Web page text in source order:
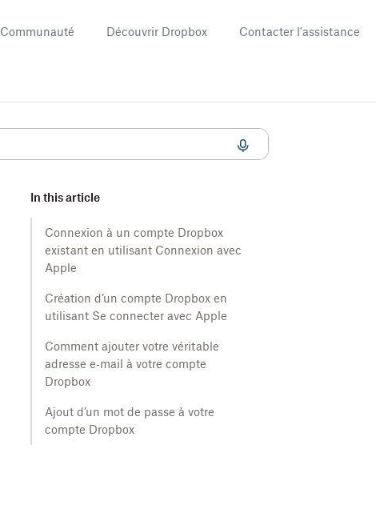
Communauté Découvrir Dropbox Contacter l'assistance
In this article
Connexion à un compte Dropbox
existant en utilisant Connexion avec
Apple
Création d’un compte Dropbox en
utilisant Se connecter avec Apple
Comment ajouter votre véritable
adresse e‑mail à votre compte
Dropbox
Ajout d’un mot de passe à votre
compte Dropbox